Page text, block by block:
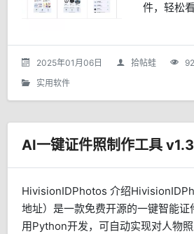
件，轻松
直播数据
有支持哔
2025年01月06日 拾帖蛙
实用软件
AI一键证件照制作工具
HivisionIDPhotos 介绍
地址）是一款免费开源的一键智能
用Python开发，可自动实现对人物